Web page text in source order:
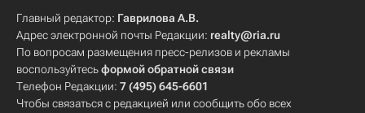
Главный редактор: Гаврилова А.В.
Адрес электронной почты Редакции: realty@ria.ru
По вопросам размещения пресс-релизов и рекламы
воспользуйтесьформой обратной связи
Телефон Редакции: 7 (495) 645-6601
Чтобы связаться с редакцией или сообщить обо всех